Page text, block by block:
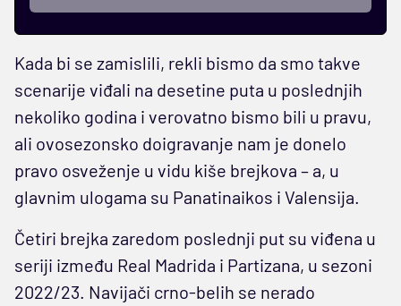
Kada bi se zamislili, rekli bismo da smo takve
scenarije viđali na desetine puta u poslednjih
nekoliko godina i verovatno bismo bili u pravu,
ali ovosezonsko doigravanje nam je donelo
pravo osveženje u vidu kiše brejkova – a, u
glavnim ulogama su Panatinaikos i Valensija.
Četiri brejka zaredom poslednji put su viđena u
seriji između Real Madrida i Partizana, u sezoni
2022/23. Navijači crno-belih se nerado